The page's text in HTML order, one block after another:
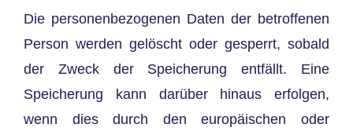
Die personenbezogenen Daten der betroffenen
Person werden gelöscht oder gesperrt, sobald
der Zweck der Speicherung entfällt. Eine
Speicherung kann darüber hinaus erfolgen,
wenn dies durch den europäischen oder